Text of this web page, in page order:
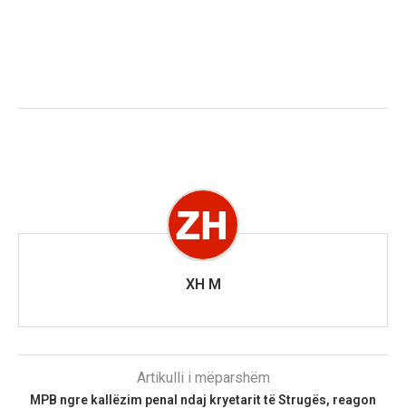
XH M
Artikulli i mëparshëm
MPB ngre kallëzim penal ndaj kryetarit të Strugës, reagon